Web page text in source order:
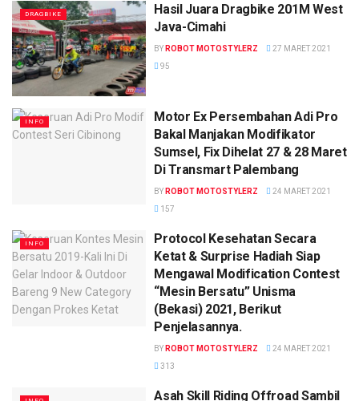
DRAGBIKE
Hasil Juara Dragbike 201M West
Java-Cimahi
BY ROBOT MOTOSTYLERZ
27 MARET 2021
95
INFO
Motor Ex Persembahan Adi Pro
Bakal Manjakan Modifikator
Sumsel, Fix Dihelat 27 & 28 Maret
Di Transmart Palembang
BY ROBOT MOTOSTYLERZ
24 MARET 2021
157
INFO
Protocol Kesehatan Secara
Ketat & Surprise Hadiah Siap
Mengawal Modification Contest
“Mesin Bersatu” Unisma
(Bekasi) 2021, Berikut
Penjelasannya.
BY ROBOT MOTOSTYLERZ
24 MARET 2021
313
Asah Skill Riding Offroad Sambil